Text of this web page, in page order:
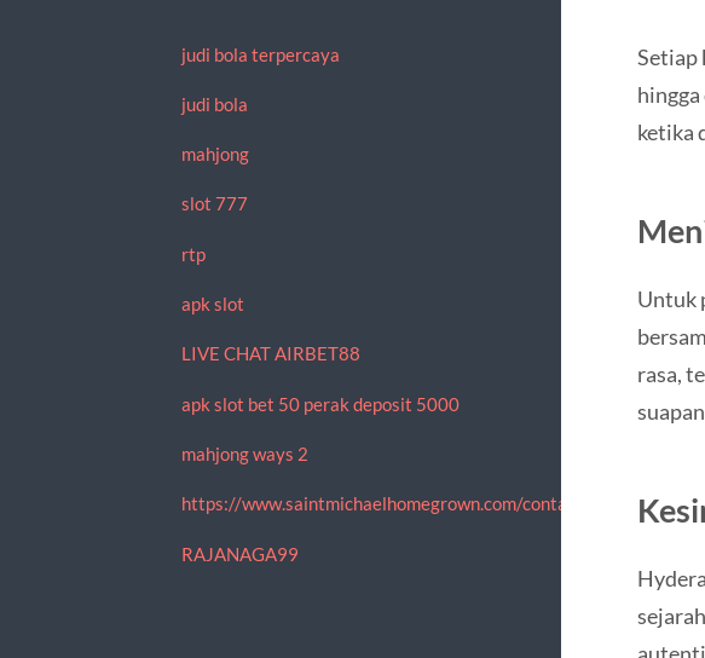
judi bola terpercaya
judi bola
mahjong
slot 777
rtp
apk slot
LIVE CHAT AIRBET88
apk slot bet 50 perak deposit 5000
mahjong ways 2
https://www.saintmichaelhomegrown.com/contact
RAJANAGA99
Setiap
ketika
Untuk
rasa,